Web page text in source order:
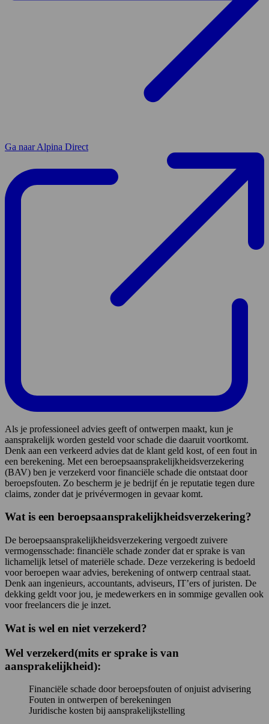
Ga naar Alpina Direct
Als je professioneel advies geeft of ontwerpen maakt, kun je
aansprakelijk worden gesteld voor schade die daaruit voortkomt.
Denk aan een verkeerd advies dat de klant geld kost, of een fout in
een berekening. Met een beroepsaansprakelijkheidsverzekering
(BAV) ben je verzekerd voor financiële schade die ontstaat door
beroepsfouten. Zo bescherm je je bedrijf én je reputatie tegen dure
claims, zonder dat je privévermogen in gevaar komt.
Wat is een beroepsaansprakelijkheidsverzekering?
De beroepsaansprakelijkheidsverzekering vergoedt zuivere
vermogensschade: financiële schade zonder dat er sprake is van
lichamelijk letsel of materiële schade. Deze verzekering is bedoeld
voor beroepen waar advies, berekening of ontwerp centraal staat.
Denk aan ingenieurs, accountants, adviseurs, IT’ers of juristen. De
dekking geldt voor jou, je medewerkers en in sommige gevallen ook
voor freelancers die je inzet.
Wat is wel en niet verzekerd?
Wel verzekerd(mits er sprake is van
aansprakelijkheid):
Financiële schade door beroepsfouten of onjuist advisering
Fouten in ontwerpen of berekeningen
Juridische kosten bij aansprakelijkstelling